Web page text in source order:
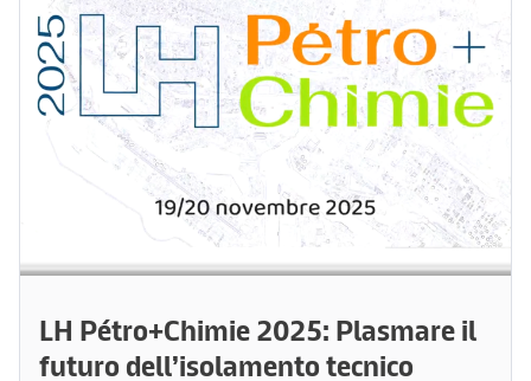
LH Pétro+Chimie 2025: Plasmare il
futuro dell’isolamento tecnico